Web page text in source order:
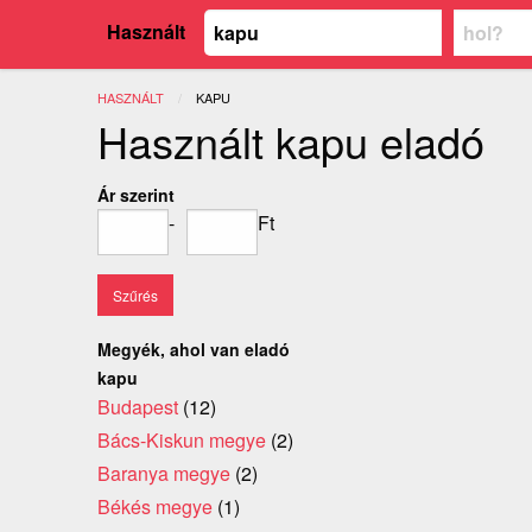
Használt
HASZNÁLT JELENLEGI:
KAPU
Használt kapu eladó
Ár szerint
- Ft
Megyék, ahol van eladó
kapu
Budapest (12)
Bács-Kiskun megye (2)
Baranya megye (2)
Békés megye (1)